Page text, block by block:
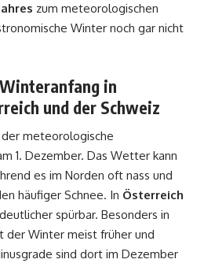
zum meteorologischen
Winter noch gar nicht
in
und der Schweiz
meteorologische
1. Dezember. Das Wetter kann
es im Norden oft nass und
häufiger Schnee. In Österreich
spürbar. Besonders in
der Winter meist früher und
sind dort im Dezember